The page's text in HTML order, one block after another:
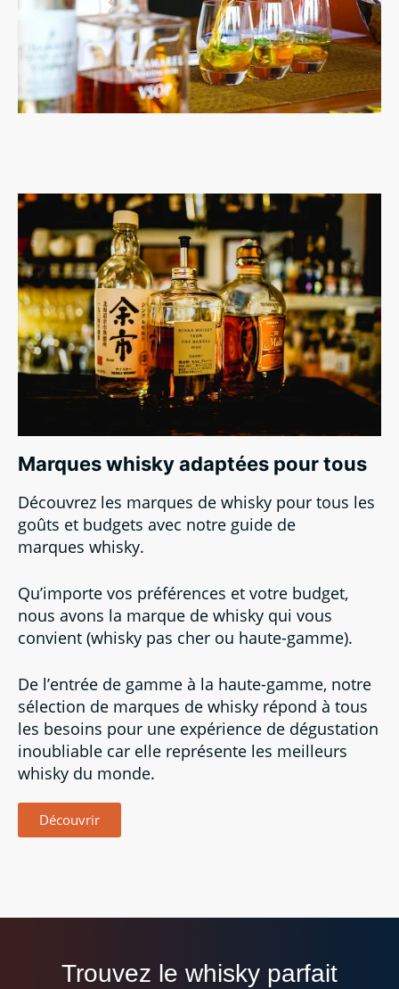
Marques whisky adaptées pour tous
Découvrez les marques de whisky pour tous les
goûts et budgets avec notre guide de
marques whisky.
Qu’importe vos préférences et votre budget,
nous avons la marque de whisky qui vous
convient (whisky pas cher ou haute-gamme).
De l’entrée de gamme à la haute-gamme, notre
sélection de marques de whisky répond à tous
les besoins pour une expérience de dégustation
inoubliable car elle représente les meilleurs
whisky du monde.
Découvrir
Trouvez le whisky parfait